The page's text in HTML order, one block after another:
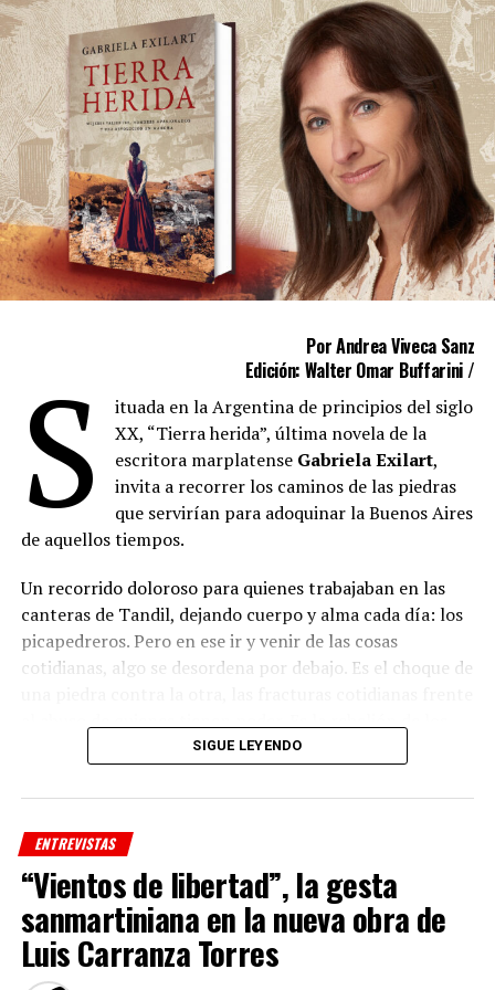
Por Andrea Viveca Sanz
Edición: Walter Omar Buffarini /
S
ituada en la Argentina de principios del siglo
XX, “Tierra herida”, última novela de la
escritora marplatense Gabriela Exilart,
invita a recorrer los caminos de las piedras
que servirían para adoquinar la Buenos Aires
de aquellos tiempos.
Un recorrido doloroso para quienes trabajaban en las
canteras de Tandil, dejando cuerpo y alma cada día: los
picapedreros. Pero en ese ir y venir de las cosas
cotidianas, algo se desordena por debajo. Es el choque de
que tienen hambre y buscan justicia. A pesar de todo, en
las canteras nace una esperanza y entre el polvo y las
turbulencias también crece el amor.
SIGUE LEYENDO
ENTREVISTAS
“Vientos de libertad”, la gesta
sanmartiniana en la nueva obra de
Luis Carranza Torres